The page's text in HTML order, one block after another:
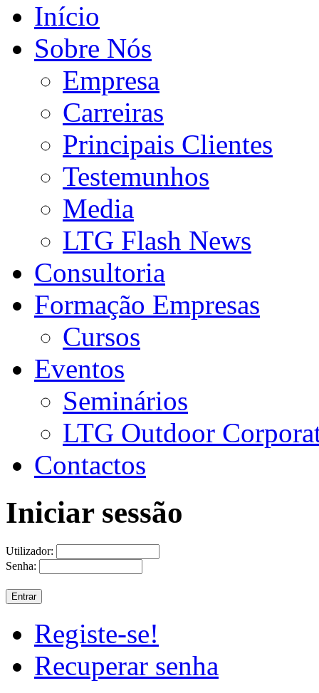
Início
Sobre Nós
Empresa
Carreiras
Principais Clientes
Testemunhos
Media
LTG Flash News
Consultoria
Formação Empresas
Cursos
Eventos
Seminários
LTG Outdoor
Contactos
Iniciar sessão
Utilizador:
Senha:
Registe-se!
Recuperar senha